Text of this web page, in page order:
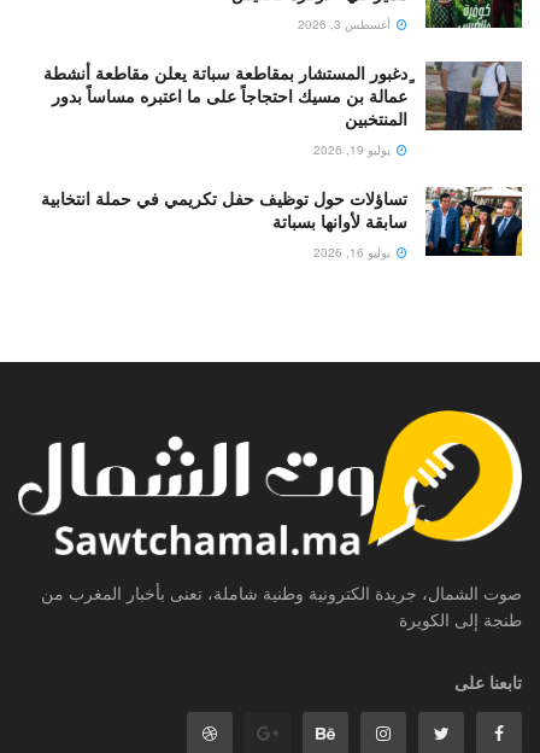
أغسطس 3, 2026
ٍدغبور المستشار بمقاطعة سباتة يعلن مقاطعة أنشطة
عمالة بن مسيك احتجاجاً على ما اعتبره مساساً بدور
المنتخبين
يوليو 19, 2026
تساؤلات حول توظيف حفل تكريمي في حملة انتخابية
سابقة لأوانها بسباتة
يوليو 16, 2026
صوت الشمال، جريدة الكترونية وطنية شاملة، تعنى بأخبار المغرب من
طنجة إلى الكويرة
تابعنا على